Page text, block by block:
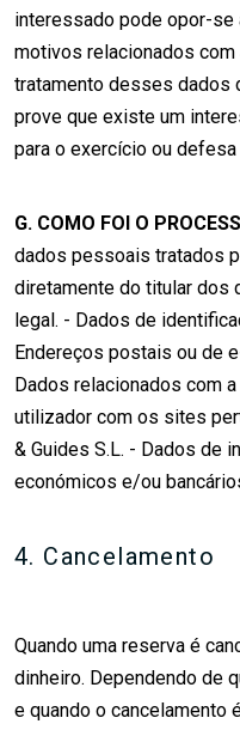
interessado pode opor-se
motivos relacionados
tratamento desses dados
prove que existe um
para o exercício ou
G. COMO FOI O
dados pessoais tratados
diretamente do titular dos
legal. - Dados de
Endereços postais ou de
Dados relacionados com
utilizador com os sites
& Guides S.L. - Dados de
económicos e/ou
4. Cancelamento
Quando uma reserva é
dinheiro. Dependendo de
e quando o cancelamento